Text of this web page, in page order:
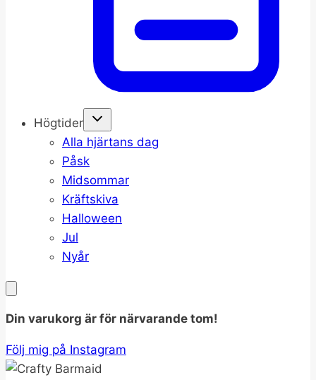
Högtider
Alla hjärtans dag
Påsk
Midsommar
Kräftskiva
Halloween
Jul
Nyår
Din varukorg är för närvarande tom!
Följ mig på Instagram